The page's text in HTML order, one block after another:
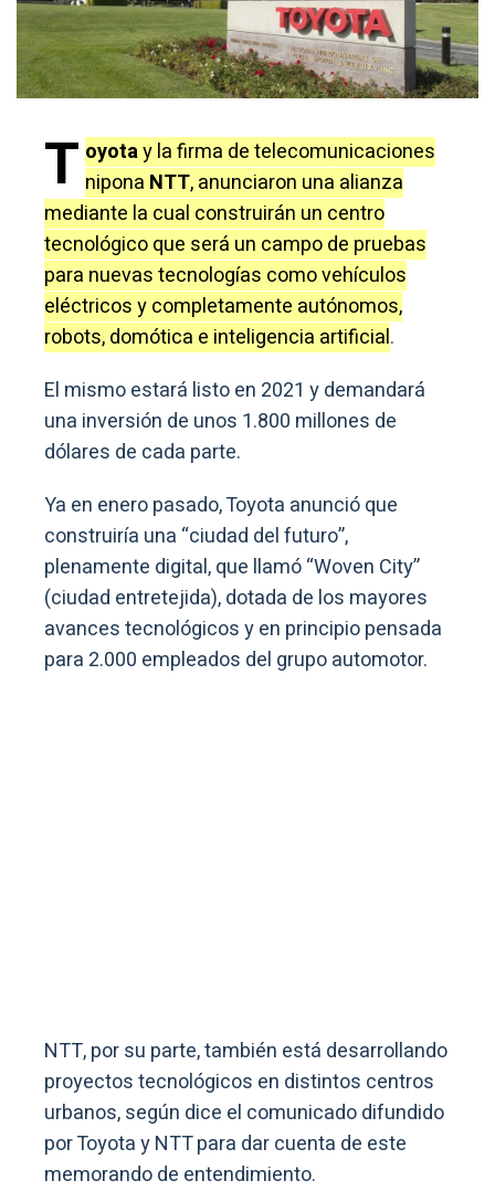
T oyotay la firma de telecomunicaciones
nipona NTT, anunciaron una alianza
mediante la cual construirán un centro
tecnológico que será un campo de pruebas
para nuevas tecnologías como vehículos
eléctricos y completamente autónomos,
robots, domótica e inteligencia artificial.
El mismo estará listo en 2021 y demandará
una inversión de unos 1.800 millones de
dólares de cada parte.
Ya en enero pasado, Toyota anunció que
construiría una “ciudad del futuro”,
plenamente digital, que llamó “Woven City”
(ciudad entretejida), dotada de los mayores
avances tecnológicos y en principio pensada
para 2.000 empleados del grupo automotor.
NTT, por su parte, también está desarrollando
proyectos tecnológicos en distintos centros
urbanos, según dice el comunicado difundido
por Toyota y NTT para dar cuenta de este
memorando de entendimiento.